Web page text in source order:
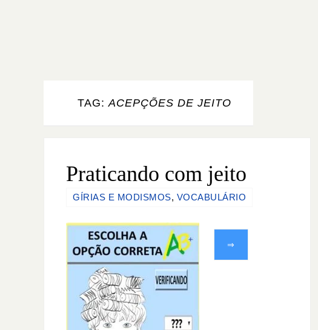
TAG:ACEPÇÕES DE JEITO
Praticando com jeito
GÍRIAS E MODISMOS, VOCABULÁRIO
⇒